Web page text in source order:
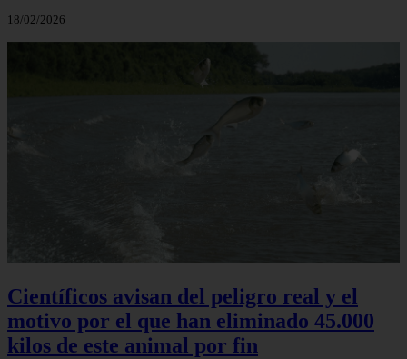
18/02/2026
Científicos avisan del peligro real y el
motivo por el que han eliminado 45.000
kilos de este animal por fin